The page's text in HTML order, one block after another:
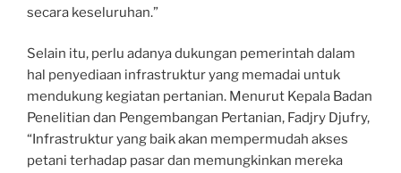
secara keseluruhan.”
Selain itu, perlu adanya dukungan pemerintah dalam
hal penyediaan infrastruktur yang memadai untuk
mendukung kegiatan pertanian. Menurut Kepala Badan
Penelitian dan Pengembangan Pertanian, Fadjry Djufry,
“Infrastruktur yang baik akan mempermudah akses
petani terhadap pasar dan memungkinkan mereka